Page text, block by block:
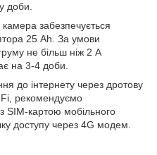
доби.
забезпечується
25 Ah. За умови
не більш ніж 2 А
на 3-4 доби.
до інтернету через дротову
рекомендуємо
SIM-картою мобільного
доступу через 4G модем.